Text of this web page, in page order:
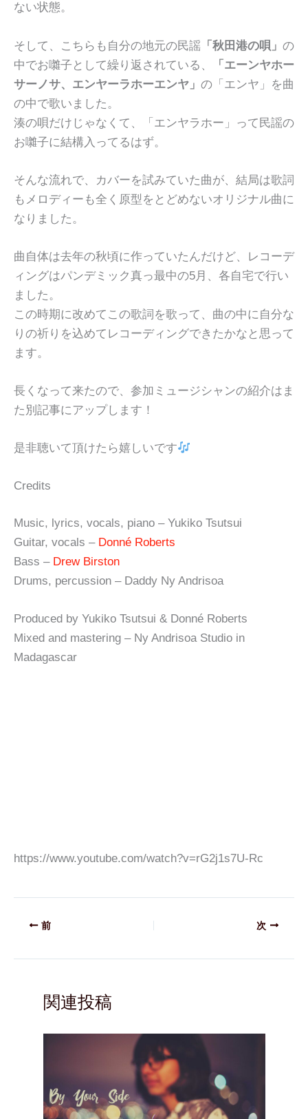
ない状態。
そして、こちらも自分の地元の民謡 「秋田港の唄」 の
中でお囃子として繰り返されている、
「エーンヤホー
サーノサ、エンヤーラホーエンヤ」 の「エンヤ」を曲
の中で歌いました。
湊の唄だけじゃなくて、「エンヤラホー」って民謡の
お囃子に結構入ってるはず。
そんな流れで、カバーを試みていた曲が、結局は歌詞
もメロディーも全く原型をとどめないオリジナル曲に
なりました。
曲自体は去年の秋頃に作っていたんだけど、レコーデ
ィングはパンデミック真っ最中の5月、各自宅で行い
ました。
この時期に改めてこの歌詞を歌って、曲の中に自分な
りの祈りを込めてレコーディングできたかなと思って
ます。
長くなって来たので、参加ミュージシャンの紹介はま
た別記事にアップします！
是非聴いて頂けたら嬉しいです
Credits
Music, lyrics, vocals, piano – Yukiko Tsutsui
Guitar, vocals – Donné Roberts
Bass – Drew Birston
Drums, percussion – Daddy Ny Andrisoa
Produced by Yukiko Tsutsui & Donné Roberts
Mixed and mastering – Ny Andrisoa Studio in
Madagascar
https://www.youtube.com/watch?v=rG2j1s7U-Rc
前 次
関連投稿